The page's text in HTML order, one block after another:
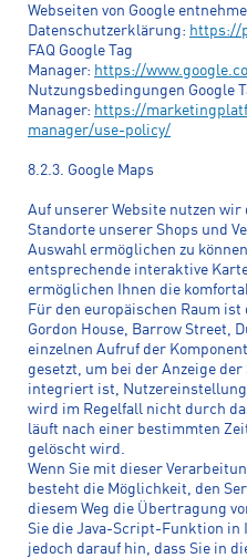
Webseiten von Google
Datenschutzerklärung: https://
FAQ Google Tag
Manager: https://
Nutzungsbedingungen Google
Manager: https://
manager/use-policy/
8.2.3. Google Maps
Auf unserer Website nutzen wir
Standorte unserer Shops und
Auswahl ermöglichen zu
entsprechende interaktive
ermöglichen Ihnen die
Für den europäischen Raum
Gordon House, Barrow Street,
einzelnen Aufruf der
gesetzt, um bei der Anzeige
integriert ist,
wird im Regelfall nicht durch
läuft nach einer bestimmten
gelöscht wird.
Wenn Sie mit dieser
besteht die Möglichkeit, den
diesem Weg die Übertragung
Sie die Java-Script-Funktion in
jedoch darauf hin, dass Sie in